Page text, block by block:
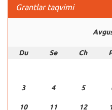
Grantlar taqvimi
Du Se Ch
3 4 5
10 11 12